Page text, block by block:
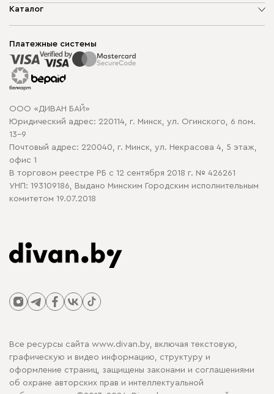
О компании
Способы оплаты
Рассрочка и кредит
Гарантия
Карта сайта
Политика конфиденциальности
Политика в отношении обработки cookie
Каталог
Корпусная мебель
Распродажа мебели
Платежные системы
ООО «ДИВАН БАЙ»
Юридический адрес: 220114, г. Минск, ул. Огинского, 6 пом.
13-9
Почтовый адрес: 220040, г. Минск, ул. Некрасова 4, 5 этаж,
офис 1
В торговом реестре РБ с 12 сентября 2018 г. № 426261
УНП: 193109186, Выдано Минским Городским исполнительным
комитетом 19.07.2018
Все ресурсы сайта www.divan.by, включая текстовую,
графическую и видео информацию, структуру и
оформление страниц, защищены законами и соглашениями
об охране авторских прав и интеллектуальной